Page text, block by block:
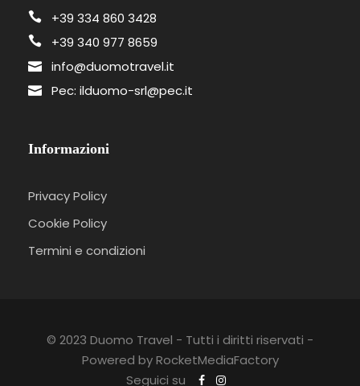
+39 334 860 3428
+39 340 977 8659
info@duomotravel.it
Pec: ilduomo-srl@pec.it
Informazioni
Privacy Policy
Cookie Policy
Termini e condizioni
© 2023 Duomo Travel - Tutti i diritti riservati -
Powered by RocketMediaFactory
Seguici su